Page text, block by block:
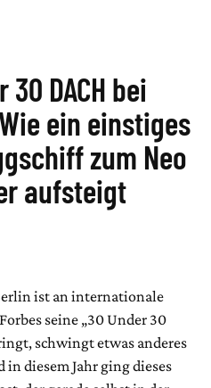
DACH bei
ein einstiges
zum Neo
aufsteigt
ist an internationale
seine „30 Under 30
schwingt etwas anderes
diesem Jahr ging dieses